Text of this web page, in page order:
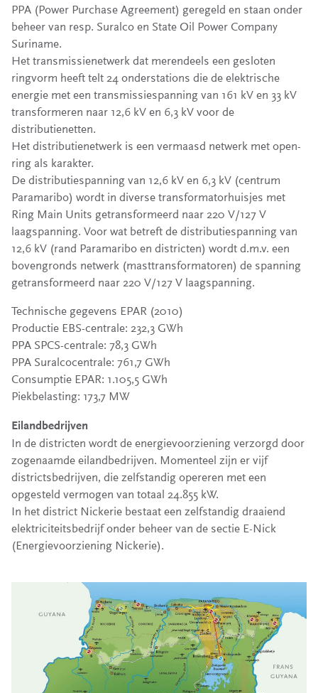
PPA (Power Purchase Agreement) geregeld en staan onder
beheer van resp. Suralco en State Oil Power Company
Suriname.
Het transmissienetwerk dat merendeels een gesloten
ringvorm heeft telt 24 onderstations die de elektrische
energie met een transmissiespanning van 161 kV en 33 kV
transformeren naar 12,6 kV en 6,3 kV voor de
distributienetten.
Het distributienetwerk is een vermaasd netwerk met open-
ring als karakter.
De distributiespanning van 12,6 kV en 6,3 kV (centrum
Paramaribo) wordt in diverse transformatorhuisjes met
Ring Main Units getransformeerd naar 220 V/127 V
laagspanning. Voor wat betreft de distributiespanning van
12,6 kV (rand Paramaribo en districten) wordt d.m.v. een
bovengronds netwerk (masttransformatoren) de spanning
getransformeerd naar 220 V/127 V laagspanning.
Technische gegevens EPAR (2010)
Productie EBS-centrale: 232,3 GWh
PPA SPCS-centrale: 78,3 GWh
PPA Suralcocentrale: 761,7 GWh
Consumptie EPAR: 1.105,5 GWh
Piekbelasting: 173,7 MW
Eilandbedrijven
In de districten wordt de energievoorziening verzorgd door
zogenaamde eilandbedrijven. Momenteel zijn er vijf
districtsbedrijven, die zelfstandig opereren met een
opgesteld vermogen van totaal 24.855 kW.
In het district Nickerie bestaat een zelfstandig draaiend
elektriciteitsbedrijf onder beheer van de sectie E-Nick
(Energievoorziening Nickerie).